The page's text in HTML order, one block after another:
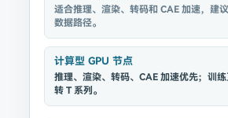
适合推理、渲染、转码和 CAE 加速，建
数据路径。
计算型 GPU 节点
推理、渲染、转码、CAE 加速优先；训
转 T 系列。